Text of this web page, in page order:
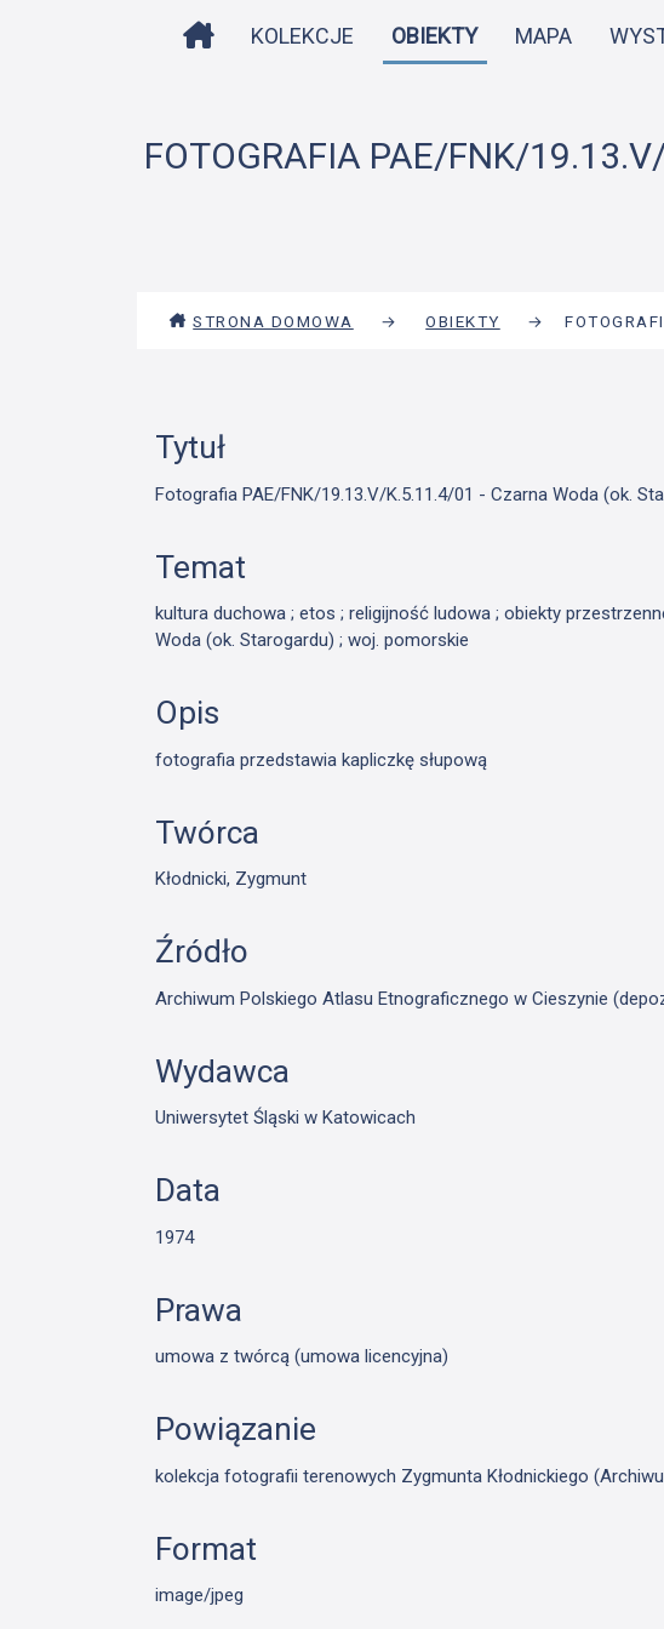
STRONA DOMOWA
KOLEKCJE OBIEKTY MAPA
FOTOGRAFIA PAE/FNK/
STRONA DOMOWA → OBIEKTY →
Tytuł
Fotografia PAE/FNK/19.13.V/K.5.11.4/01 - Czarna Woda (ok.
Temat
kultura duchowa ; etos ; religijność ludowa ; obiekty
Woda (ok. Starogardu) ; woj. pomorskie
Opis
fotografia przedstawia kapliczkę słupową
Twórca
Kłodnicki, Zygmunt
Źródło
Archiwum Polskiego Atlasu Etnograficznego w Cieszynie
Wydawca
Uniwersytet Śląski w Katowicach
Data
1974
Prawa
umowa z twórcą (umowa licencyjna)
Powiązanie
kolekcja fotografii terenowych Zygmunta Kłodnickiego
Format
image/jpeg